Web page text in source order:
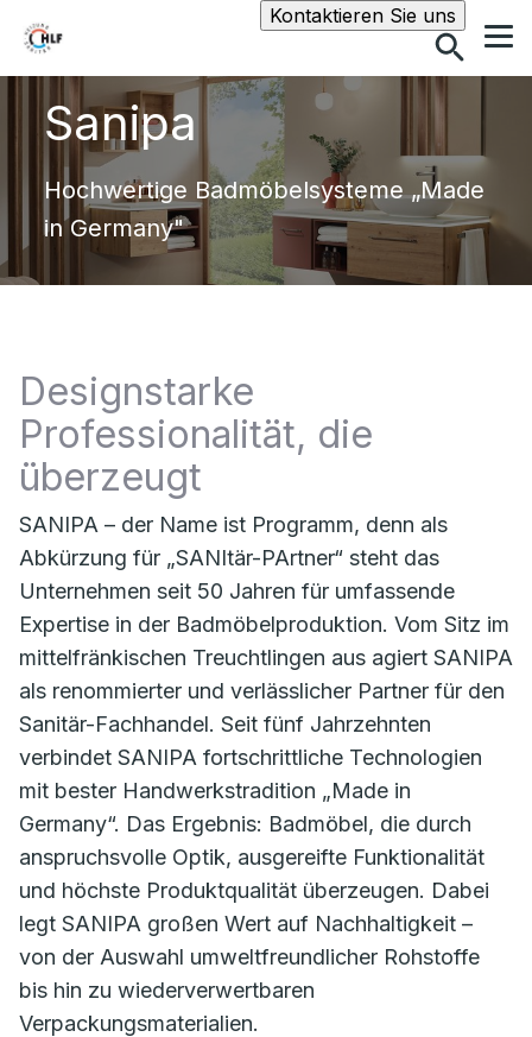
Kontaktieren Sie unsSuche
Sanipa
Hochwertige Badmöbelsysteme „Made
in Germany"
Designstarke
Professionalität, die
überzeugt
SANIPA – der Name ist Programm, denn als
Abkürzung für „SANItär-PArtner“ steht das
Unternehmen seit 50 Jahren für umfassende
Expertise in der Badmöbelproduktion. Vom Sitz im
mittelfränkischen Treuchtlingen aus agiert SANIPA
als renommierter und verlässlicher Partner für den
Sanitär-Fachhandel. Seit fünf Jahrzehnten
verbindet SANIPA fortschrittliche Technologien
mit bester Handwerkstradition „Made in
Germany“. Das Ergebnis: Badmöbel, die durch
anspruchsvolle Optik, ausgereifte Funktionalität
und höchste Produktqualität überzeugen. Dabei
legt SANIPA großen Wert auf Nachhaltigkeit –
von der Auswahl umweltfreundlicher Rohstoffe
bis hin zu wiederverwertbaren
Verpackungsmaterialien.